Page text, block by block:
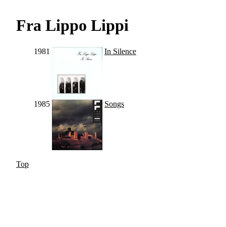
Fra Lippo Lippi
1981 In Silence
1985 Songs
Top